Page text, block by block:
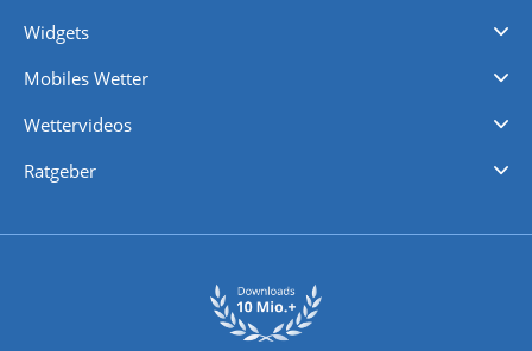
Widgets
Mobiles Wetter
Wettervideos
Ratgeber